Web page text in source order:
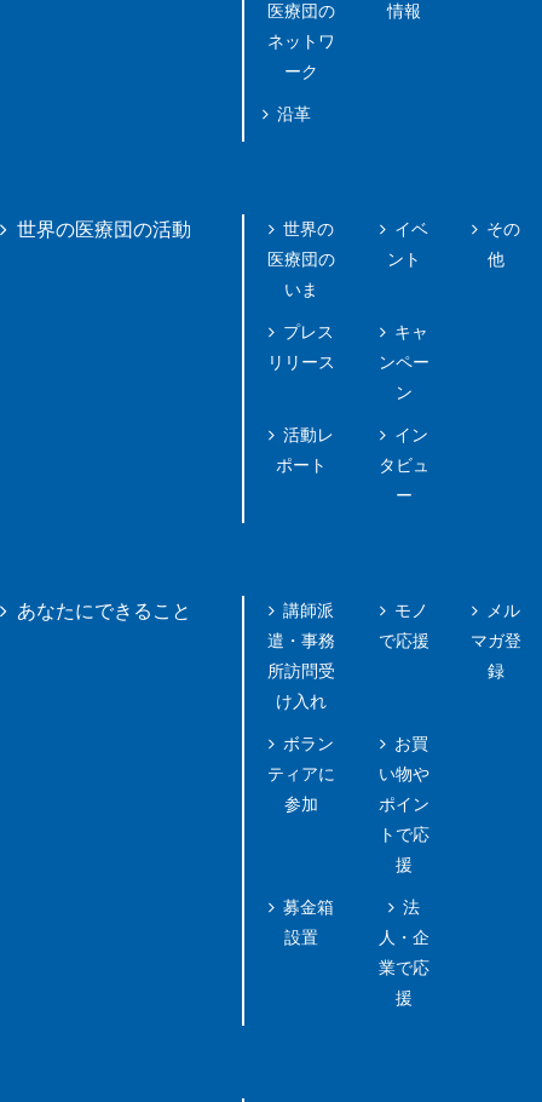
医療団の
ネットワ
ーク
沿革
情報
世界の医療団の活動
世界の
医療団の
いま
プレス
リリース
活動レ
ポート
イベ
ント
キャ
ンペー
ン
イン
タビュ
ー
その
他
あなたにできること
講師派
遣・事務
所訪問受
け入れ
ボラン
ティアに
参加
募金箱
設置
モノ
で応援
お買
い物や
ポイン
トで応
援
法
人・企
業で応
援
メル
マガ登
録